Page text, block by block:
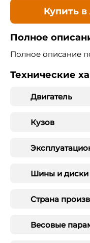
Купить в
Полное
Полное описание
Технические
Двигатель
Кузов
Шины и диски
Страна
Весовые